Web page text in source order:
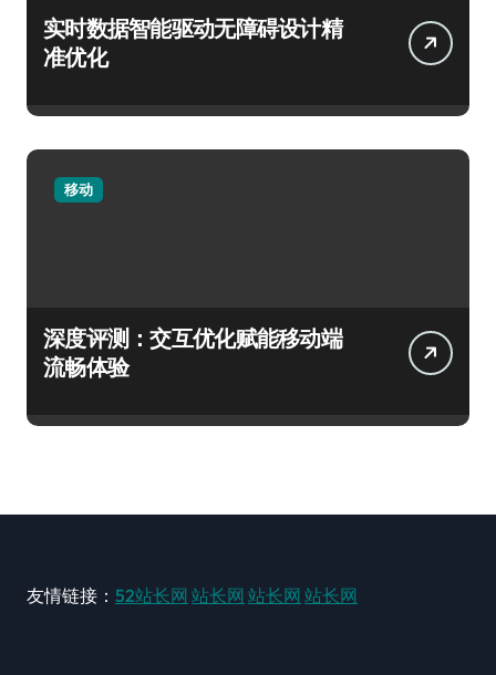
实时数据智能驱动无障碍设计精
准优化
移动
深度评测：交互优化赋能移动端
流畅体验
友情链接： 52站长网 站长网 站长网 站长网